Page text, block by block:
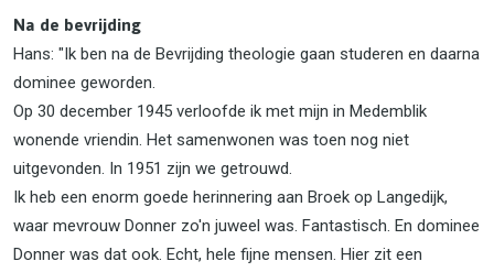
Na de bevrijding
Hans: "Ik ben na de Bevrijding theologie gaan studeren en daarna
dominee geworden.
Op 30 december 1945 verloofde ik met mijn in Medemblik
wonende vriendin. Het samenwonen was toen nog niet
uitgevonden. In 1951 zijn we getrouwd.
Ik heb een enorm goede herinnering aan Broek op Langedijk,
waar mevrouw Donner zo'n juweel was. Fantastisch. En dominee
Donner was dat ook. Echt, hele fijne mensen. Hier zit een